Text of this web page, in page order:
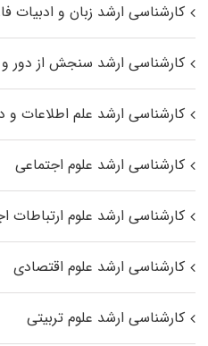
کارشناسی ارشد زبان و ادبیات
کارشناسی ارشد سنجش از دور
کارشناسی ارشد علم اطلاعات
کارشناسی ارشد علوم اجتماعی
کارشناسی ارشد علوم ارتباطات
کارشناسی ارشد علوم اقتصادی
کارشناسی ارشد علوم تربیتی